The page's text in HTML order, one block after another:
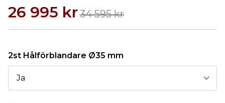
26 995 kr34 595 kr
2st Hålförblandare Ø35 mm